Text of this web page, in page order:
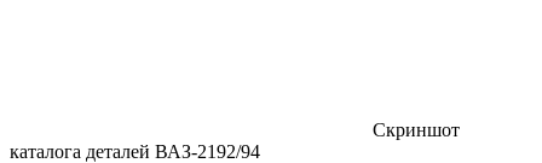
Скриншот
каталога деталей ВАЗ-2192/94